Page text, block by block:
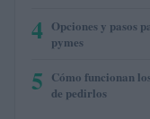
4 Opciones y pasos
pymes
5 Cómo funcionan
de pedirlos